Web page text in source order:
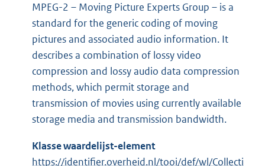
MPEG-2 – Moving Picture Experts Group – is a
standard for the generic coding of moving
pictures and associated audio information. It
describes a combination of lossy video
compression and lossy audio data compression
methods, which permit storage and
transmission of movies using currently available
storage media and transmission bandwidth.
Klasse waardelijst-element
https://identifier.overheid.nl/tooi/def/wl/Collecti